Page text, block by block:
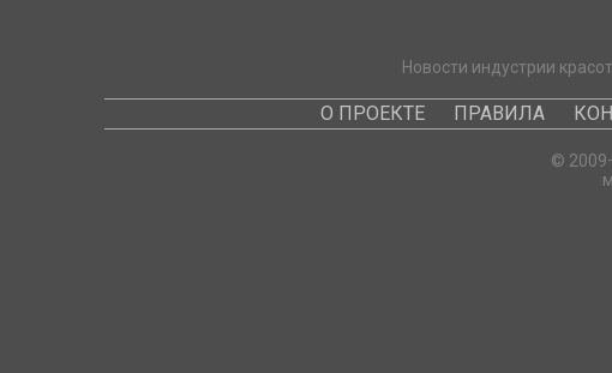
Новости индустрии
О ПРОЕКТЕ ПРАВИЛА
©